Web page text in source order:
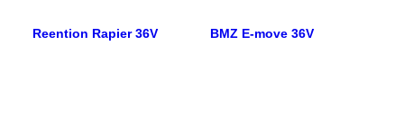
Reention Rapier 36V BMZ E-move 36V